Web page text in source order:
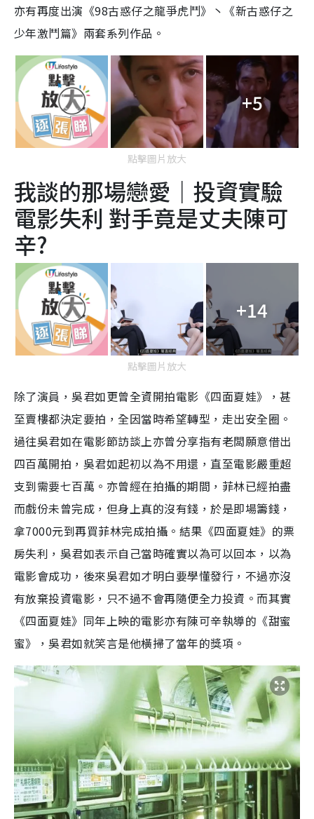
亦有再度出演《98古惑仔之龍爭虎鬥》丶《新古惑仔之
少年激鬥篇》兩套系列作品。
+5
點擊圖片放大
我談的那場戀愛｜投資實驗
電影失利 對手竟是丈夫陳可
辛?
+14
點擊圖片放大
除了演員，吳君如更曾全資開拍電影《四面夏娃》，甚
至賣樓都決定要拍，全因當時希望轉型，走出安全圈。
過往吳君如在電影節訪談上亦曾分享指有老闆願意借出
四百萬開拍，吳君如起初以為不用還，直至電影嚴重超
支到需要七百萬。亦曾經在拍攝的期間，菲林已經拍盡
而戲份未曾完成，但身上真的沒有錢，於是即場籌錢，
拿7000元到再買菲林完成拍攝。結果《四面夏娃》的票
房失利，吳君如表示自己當時確實以為可以回本，以為
電影會成功，後來吳君如才明白要學懂發行，不過亦沒
有放棄投資電影，只不過不會再隨便全力投資。而其實
《四面夏娃》同年上映的電影亦有陳可辛執導的《甜蜜
蜜》，吳君如就笑言是他橫掃了當年的獎項。